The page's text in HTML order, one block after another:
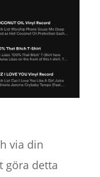
via din
göra detta